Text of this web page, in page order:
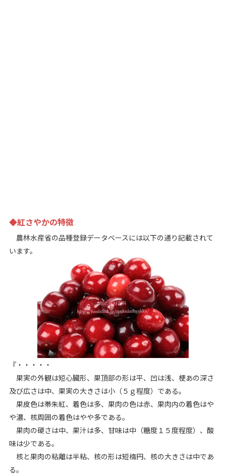
◆紅さやかの特徴
農林水産省の品種登録データベースには以下の通り記載されて
います。
『・・・・・
果実の外観は短心臓形、果頂部の形は平、凹は浅、梗あの深さ
及び広さは中、果実の大きさは小（５ｇ程度）である。
果皮色は帯朱紅、着色は多、果肉の色は赤、果肉内の着色はや
や濃、核周囲の着色はやや多である。
果肉の硬さは中、果汁は多、甘味は中（糖度１５度程度）、酸
味は少である。
核と果肉の粘離は半粘、核の形は短楕円、核の大きさは中であ
る。